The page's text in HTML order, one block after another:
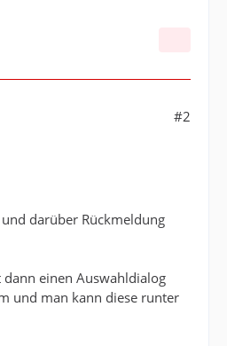
#2
darüber Rückmeldung
einen Auswahldialog
und man kann diese runter